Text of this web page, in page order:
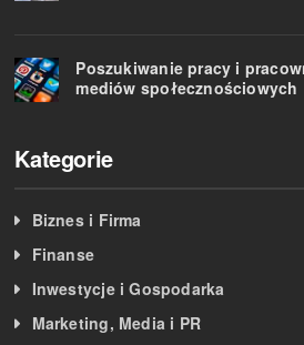
Poszukiwanie pracy i
mediów społecznościowych
Kategorie
Biznes i Firma
Finanse
Inwestycje i Gospodarka
Marketing, Media i PR